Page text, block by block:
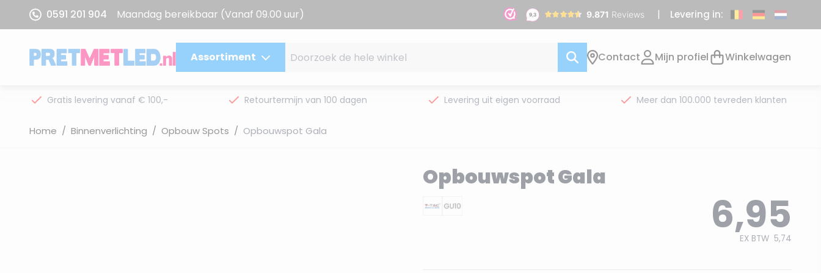
Ga naar de inhoud
0591 201 904 Maandag bereikbaar (Vanaf 09.00 uur) Levering in:
Assortiment Contact Mijn profiel Winkelwagen
Gratis levering vanaf € 100,- Retourtermijn van 100 dagen Levering uit eigen voorraad Meer dan 100.000 tevreden klanten
Home / Binnenverlichting / Opbouw Spots / Opbouwspot Gala
Opbouwspot Gala
6,95
EX BTW 5,74